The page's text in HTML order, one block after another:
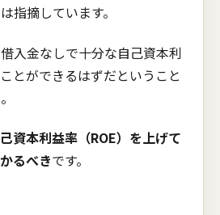
指摘しています。
入金なしで十分な自己資本利
とができるはずだということ
資本利益率（ROE）を上げて
るべきです。